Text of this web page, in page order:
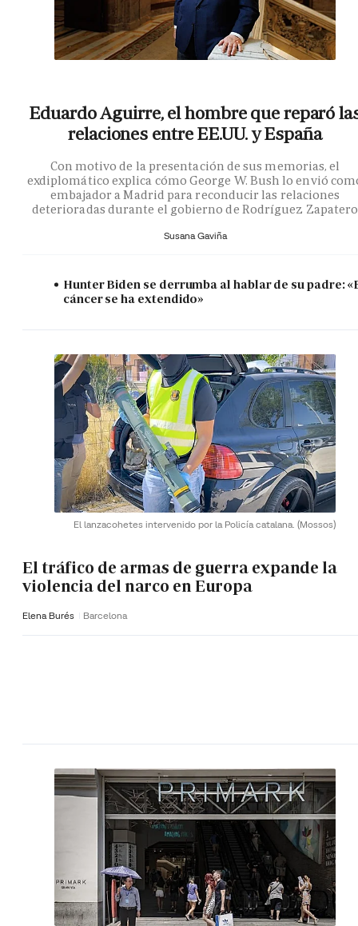
Eduardo Aguirre, el hombre que reparó
relaciones entre EE.UU. y España
Con motivo de la presentación de sus memorias, el
exdiplomático explica cómo George W. Bush lo envió
embajador a Madrid para reconducir las relaciones
deterioradas durante el gobierno de Rodríguez Zapatero
Susana Gaviña
Hunter Biden se derrumba al hablar de su padre:
cáncer se ha extendido»
El lanzacohetes intervenido por la Policía catalana. (Mossos)
El tráfico de armas de guerra expande la
violencia del narco en Europa
Elena Burés Barcelona